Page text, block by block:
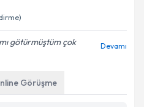
götürmüştüm çok
Devamı
Görüşme